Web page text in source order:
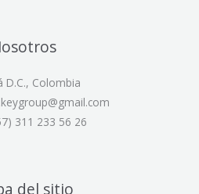
D.C., Colombia
311 233 56 26
del sitio